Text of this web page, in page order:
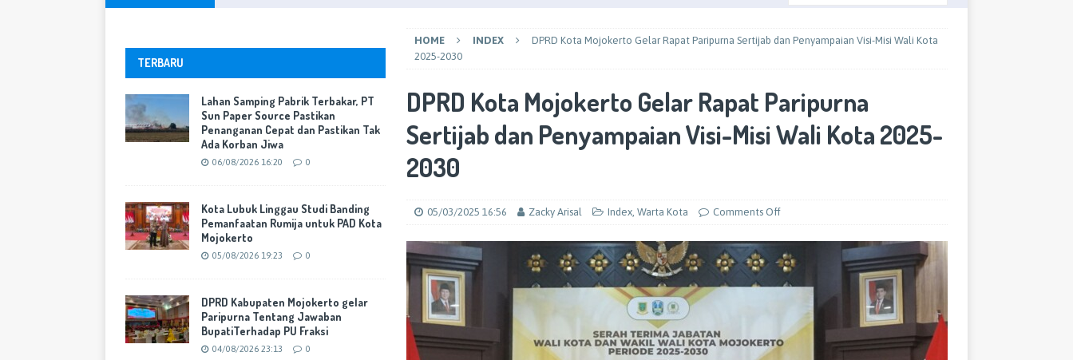
[ 04/08/2026 23:13 ] DPRD Kabupaten Mojokerto gelar Paripurna Tentang Jawaban BupatiTerhadap
[ 31/07/2026 16:46 ] DPR RI, Meitri Citra Gandeng Jurnalis Perangi Hoax Public NASIONAL
[ 29/07/2026 17:51 ] Transformasi Layanan ATR/BPN, Menteri Nusron Tegaskan Penguatan SDM
yang Berorientasi Pelayanan
Cepat dan Pastikan Tak Ada Korban Jiwa PERISTIWA
HOME INDEX
DPRD Kota Mojokerto Gelar Rapat Paripurna Sertijab dan Penyampaian Visi-Misi Wali Kota
2025-2030
DPRD Kota Mojokerto Gelar Rapat Paripurna
Sertijab dan Penyampaian Visi-Misi Wali Kota 2025-
2030
05/03/2025 16:56 Zacky Arisal Index, Warta Kota Comments Off
TERBARU
Lahan Samping Pabrik Terbakar, PT
Sun Paper Source Pastikan
Penanganan Cepat dan Pastikan Tak
Ada Korban Jiwa
06/08/2026 16:20 0
Kota Lubuk Linggau Studi Banding
Pemanfaatan Rumija untuk PAD Kota
Mojokerto
05/08/2026 19:23 0
DPRD Kabupaten Mojokerto gelar
Paripurna Tentang Jawaban
BupatiTerhadap PU Fraksi
04/08/2026 23:13 0